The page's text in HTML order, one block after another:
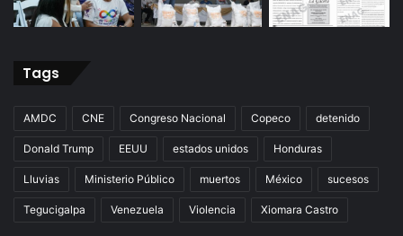
Tags
AMDC CNE Congreso Nacional Copeco detenido
Donald Trump EEUU estados unidos Honduras
Lluvias Ministerio Público muertos México sucesos
Tegucigalpa Venezuela Violencia Xiomara Castro